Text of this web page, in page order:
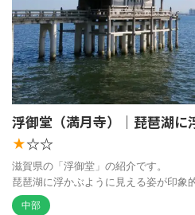
浮御堂（満月寺）｜琵琶湖
★☆☆
滋賀県の「浮御堂」の紹介です。
琵琶湖に浮かぶように見える姿が印象
中部